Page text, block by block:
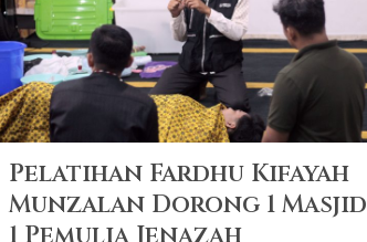
Pelatihan Fardhu Kifayah
Munzalan Dorong 1 Masjid